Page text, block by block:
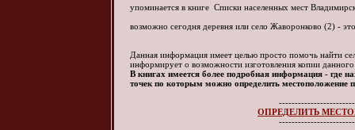
упоминается в книге Списки населенных мест
возможно сегодня деревня или село Жаворонково (2) -
Данная информация имеет целью просто помочь найти
информирует о возможности изготовления копии
В книгах имеется более подробная информация - где
точек по которым можно определить местоположение
ОПРЕДЕЛИТЬ